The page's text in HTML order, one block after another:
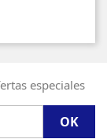
especiales